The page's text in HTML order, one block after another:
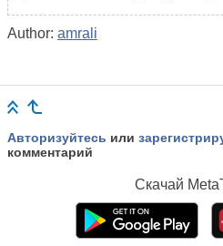
Author: amrali
Авторизуйтесь или
комментарий
Скачай